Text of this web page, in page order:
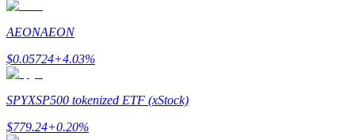
Bitruści Partnerzy
AEONAEON
$0.05724+4.03%
SPYXSP500 tokenized ETF (xStock)
$779.24+0.20%